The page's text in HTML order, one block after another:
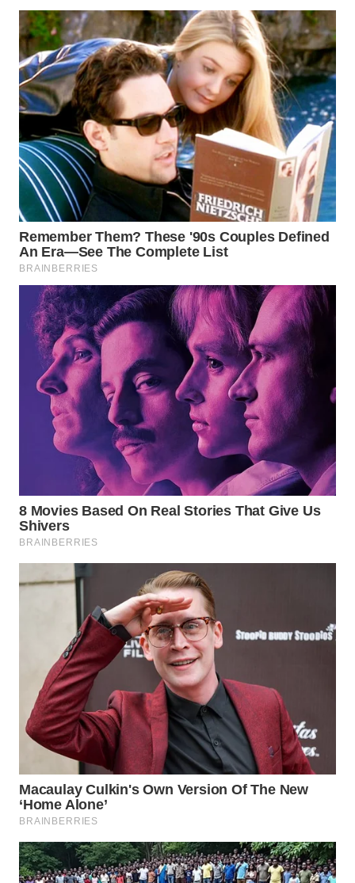
WN
TAPANULI
TENGAH
WN DELI
SERDANG
WN
TEBING
TINGGI
WN
PAKPAK
WN
KARAWANG
WN
BEKASI
WN
BOGOR
WN
TAPANULI
UTARA
WN
PADANG
LAWAS
WN
SUMEDANG
WN
CIANJUR
WN
KEPULAUAN